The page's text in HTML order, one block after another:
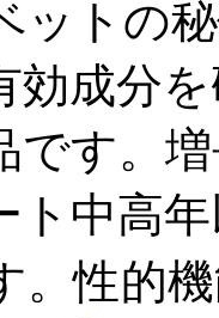
ットの
効成分
です。
ト中高
。性的